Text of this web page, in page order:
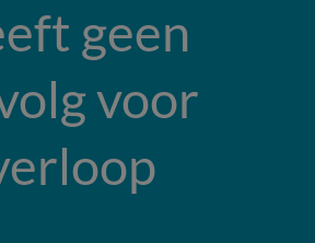
geen
voor